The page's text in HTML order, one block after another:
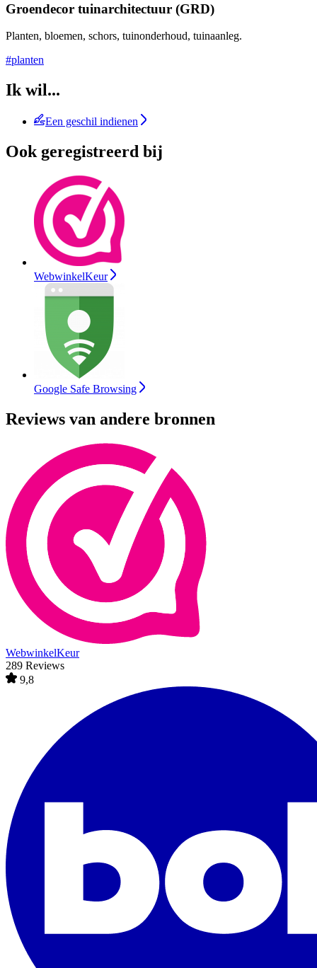
Groendecor tuinarchitectuur (GRD)
Planten, bloemen, schors, tuinonderhoud, tuinaanleg.
#planten
Ik wil...
Een geschil indienen
Ook geregistreerd bij
WebwinkelKeur
Google Safe Browsing
Reviews van andere bronnen
WebwinkelKeur
289 Reviews
9,8